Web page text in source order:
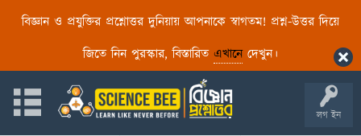
বিজ্ঞান ও প্রযুক্তির প্রশ্নোত্তর দুনিয়ায় আপনাকে স্বাগতম! প্রশ্ন-উত্তর দিয়ে
জিতে নিন পুরস্কার, বিস্তারিত এখানেদেখুন।
লগ ইন